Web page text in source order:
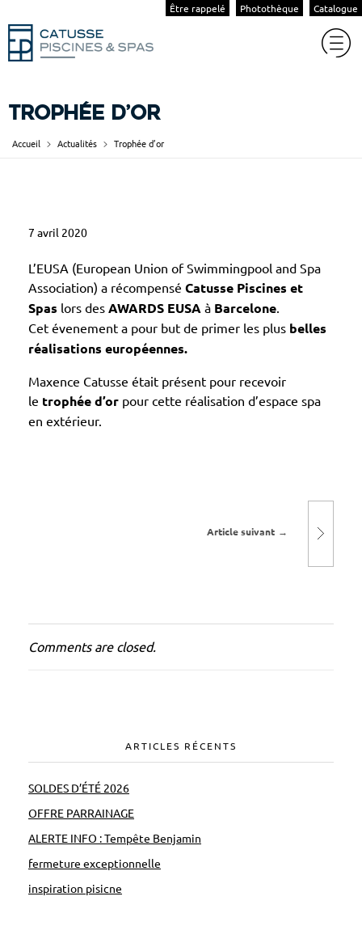
Être rappelé Photothèque Catalogue
Trophée d’or
Accueil Actualités Trophée d’or
T
o
p
h
é
e
d
’
o
7 avril 2020
L’EUSA (European Union of Swimmingpool and Spa
Association) a récompensé Catusse Piscines et
Spas lors des AWARDS EUSA à Barcelone.
Cet évenement a pour but de primer les plus belles
réalisations européennes.
Maxence Catusse était présent pour recevoir
le trophée d’or pour cette réalisation d’espace spa
en extérieur.
Article suivant
Comments are closed.
ARTICLES RÉCENTS
SOLDES D’ÉTÉ 2026
OFFRE PARRAINAGE
ALERTE INFO : Tempête Benjamin
fermeture exceptionnelle
inspiration pisicne